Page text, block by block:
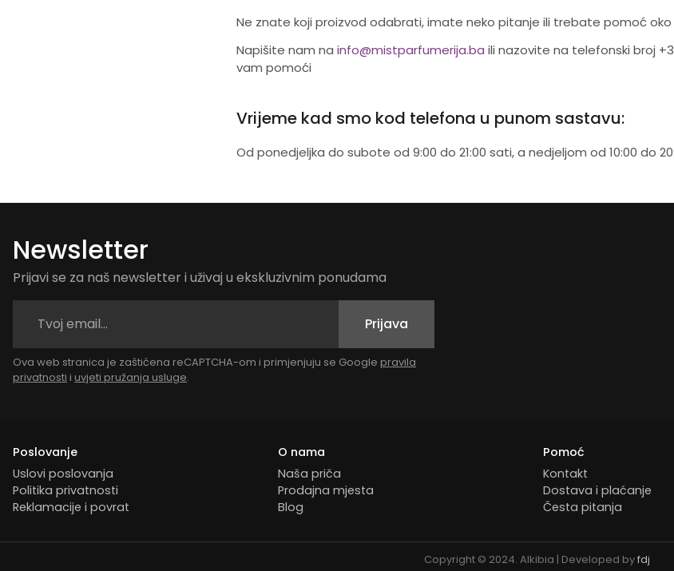
Ne znate koji proizvod odabrati, imate neko pitanje ili trebate pomoć oko
Napišite nam na info@mistparfumerija.ba ili nazovite na telefonski broj
vam pomoći
Vrijeme kad smo kod telefona u punom sastavu:
Od ponedjeljka do subote od 9:00 do 21:00 sati, a nedjeljom od 10:00 do
Newsletter
Prijavi se za naš newsletter i uživaj u ekskluzivnim ponudama
Prijava
Ova web stranica je zaštićena reCAPTCHA-om i primjenjuju se Google pravila
privatnosti i uvjeti pružanja usluge.
Poslovanje
Uslovi poslovanja
Politika privatnosti
Reklamacije i povrat
O nama
Naša priča
Prodajna mjesta
Blog
Pomoć
Kontakt
Dostava i plaćanje
Česta pitanja
Copyright © 2024. Alkibia | Developed byfdj